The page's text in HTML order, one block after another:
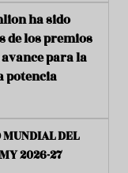
ha sido
de los premios
avance para la
potencia
MUNDIAL DEL
2026-27